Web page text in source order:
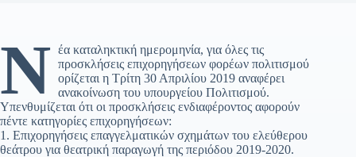
Ν έα καταληκτική ημερομηνία, για όλες τις
προσκλήσεις επιχορηγήσεων φορέων πολιτισμού
ορίζεται η Τρίτη 30 Απριλίου 2019 αναφέρει
ανακοίνωση του υπουργείου Πολιτισμού.
Υπενθυμίζεται ότι οι προσκλήσεις ενδιαφέροντος αφορούν
πέντε κατηγορίες επιχορηγήσεων:
1. Επιχορηγήσεις επαγγελματικών σχημάτων του ελεύθερου
θεάτρου για θεατρική παραγωγή της περιόδου 2019-2020.